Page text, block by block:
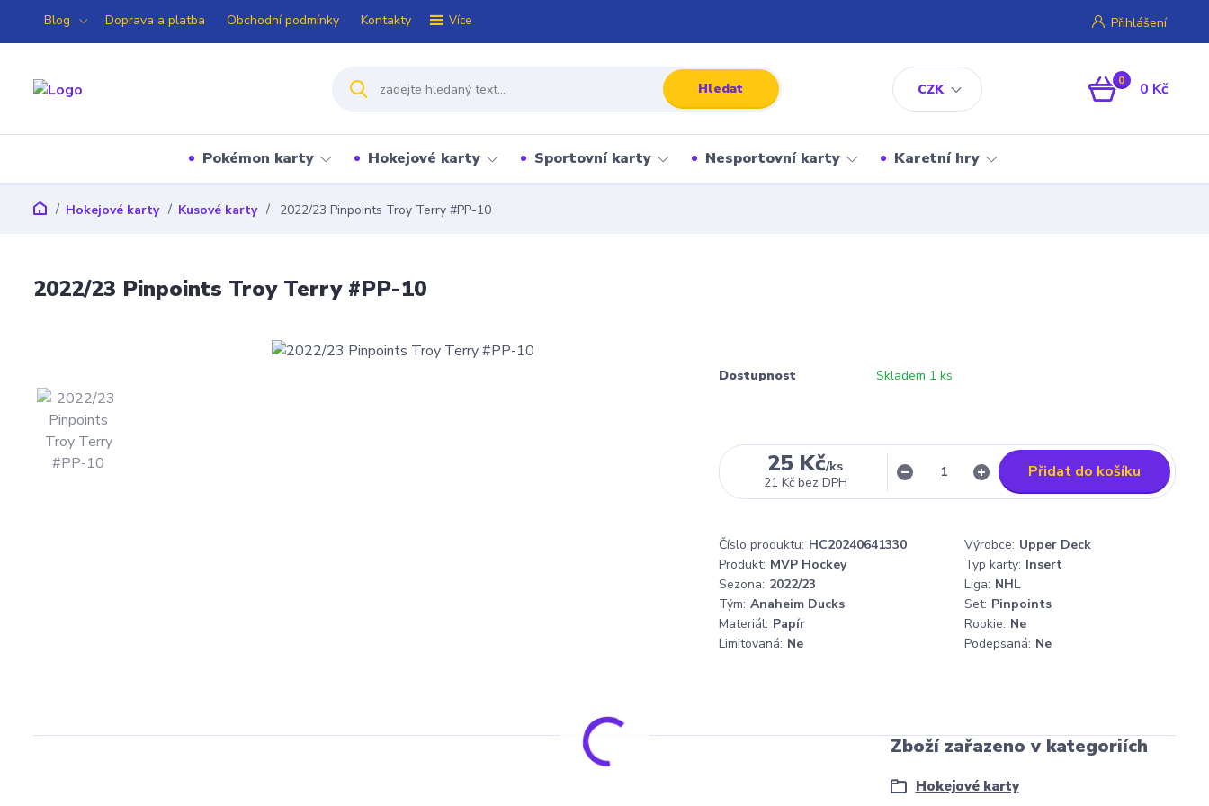
Blog Doprava a platba Obchodní podmínky Kontakty Více
CZK
Přihlášení
Hledat 0 0 Kč
Pokémon karty Hokejové karty Sportovní karty Nesportovní karty Karetní hry
Hokejové karty Kusové karty 2022/23 Pinpoints Troy Terry #PP-10
2022/23 Pinpoints Troy Terry #PP-10
Dostupnost Skladem 1 ks
25 Kč/ks
21 Kč bez DPH
Přidat do košíku
Číslo produktu: HC20240641330 Výrobce: Upper Deck
Produkt: MVP Hockey Typ karty: Insert
Sezona: 2022/23 Liga: NHL
Tým: Anaheim Ducks Set: Pinpoints
Materiál: Papír Rookie: Ne
Limitovaná: Ne Podepsaná: Ne
Zboží zařazeno v kategoriích
Hokejové karty